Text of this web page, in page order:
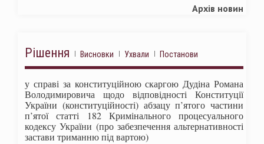
Архів новин
Рішення Висновки Ухвали Постанови
у справі за конституційною скаргою Дудіна Романа
Володимировича щодо відповідності Конституції
України (конституційності) абзацу п’ятого частини
п’ятої статті 182 Кримінального процесуального
кодексу України (про забезпечення альтернативності
застави триманню під вартою)